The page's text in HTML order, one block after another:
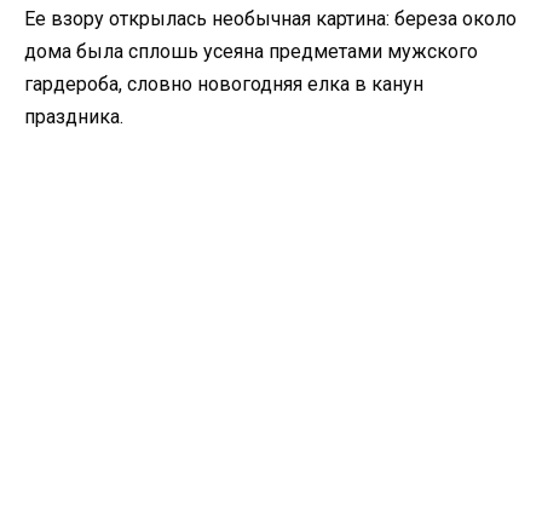
Ее взору открылась необычная картина: береза около
дома была сплошь усеяна предметами мужского
гардероба, словно новогодняя елка в канун
праздника.